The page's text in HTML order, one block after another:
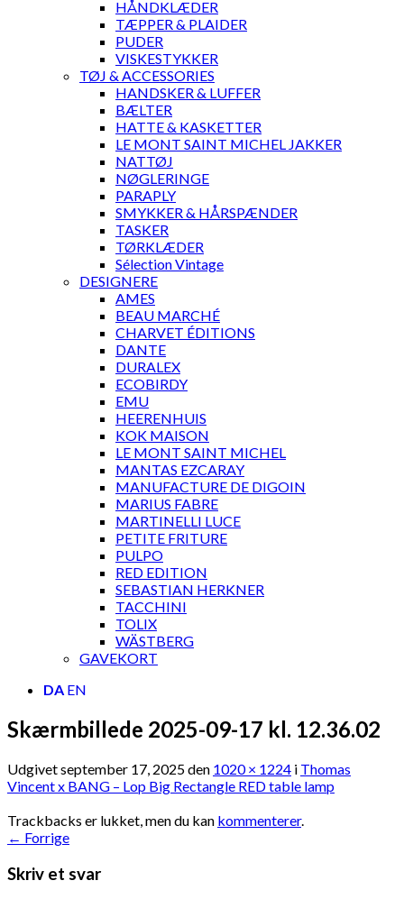
HÅNDKLÆDER
TÆPPER & PLAIDER
PUDER
VISKESTYKKER
TØJ & ACCESSORIES
HANDSKER & LUFFER
BÆLTER
HATTE & KASKETTER
LE MONT SAINT MICHEL JAKKER
NATTØJ
NØGLERINGE
PARAPLY
SMYKKER & HÅRSPÆNDER
TASKER
TØRKLÆDER
Sélection Vintage
DESIGNERE
AMES
BEAU MARCHÉ
CHARVET ÉDITIONS
DANTE
DURALEX
ECOBIRDY
EMU
HEERENHUIS
KOK MAISON
LE MONT SAINT MICHEL
MANTAS EZCARAY
MANUFACTURE DE DIGOIN
MARIUS FABRE
MARTINELLI LUCE
PETITE FRITURE
PULPO
RED EDITION
SEBASTIAN HERKNER
TACCHINI
TOLIX
WÄSTBERG
GAVEKORT
DA EN
Skærmbillede 2025-09-17 kl. 12.36.02
Udgivetseptember 17, 2025den 1020 × 1224 i Thomas
Vincent x BANG – Lop Big Rectangle RED table lamp
Trackbacks er lukket, men du kan kommenterer.
← Forrige
Skriv et svar